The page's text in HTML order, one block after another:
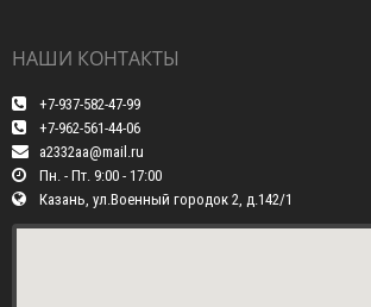
НАШИ КОНТАКТЫ
+7-937-582-47-99
+7-962-561-44-06
a2332aa@mail.ru
Пн. - Пт. 9:00 - 17:00
Казань, ул.Военный городок 2, д.142/1